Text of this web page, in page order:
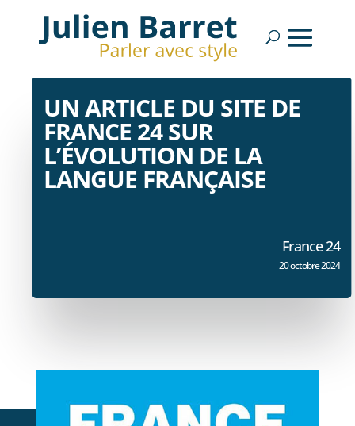
UN ARTICLE DU SITE DE
FRANCE 24 SUR
L’ÉVOLUTION DE LA
LANGUE FRANÇAISE
France 24
20 octobre 2024